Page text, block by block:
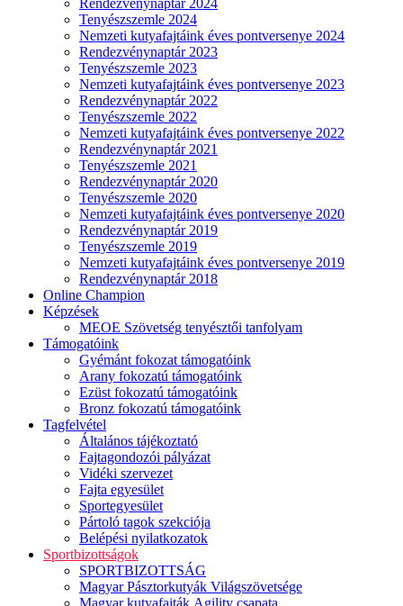
Rendezvénynaptár 2024
Tenyészszemle 2024
Nemzeti kutyafajtáink éves pontversenye 2024
Rendezvénynaptár 2023
Tenyészszemle 2023
Nemzeti kutyafajtáink éves pontversenye 2023
Rendezvénynaptár 2022
Tenyészszemle 2022
Nemzeti kutyafajtáink éves pontversenye 2022
Rendezvénynaptár 2021
Tenyészszemle 2021
Rendezvénynaptár 2020
Tenyészszemle 2020
Nemzeti kutyafajtáink éves pontversenye 2020
Rendezvénynaptár 2019
Tenyészszemle 2019
Nemzeti kutyafajtáink éves pontversenye 2019
Rendezvénynaptár 2018
Online Champion
Képzések
MEOE Szövetség tenyésztői tanfolyam
Támogatóink
Gyémánt fokozat támogatóink
Arany fokozatú támogatóink
Ezüst fokozatú támogatóink
Bronz fokozatú támogatóink
Tagfelvétel
Általános tájékoztató
Fajtagondozói pályázat
Vidéki szervezet
Fajta egyesület
Sportegyesület
Pártoló tagok szekciója
Belépési nyilatkozatok
Sportbizottságok
SPORTBIZOTTSÁG
Magyar Pásztorkutyák Világszövetsége
Magyar kutyafajták Agility csapata